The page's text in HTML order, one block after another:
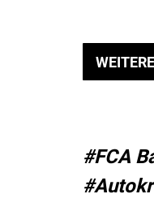
#FCA